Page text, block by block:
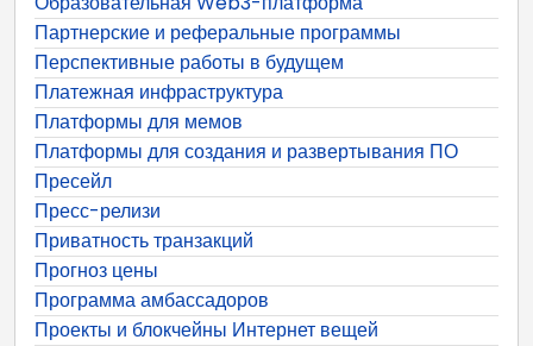
Партнерские и реферальные программы
Перспективные работы в будущем
Платежная инфраструктура
Платформы для мемов
Платформы для создания и развертывания ПО
Пресейл
Пресс-релизи
Приватность транзакций
Прогноз цены
Программа амбассадоров
Проекты и блокчейны Интернет вещей